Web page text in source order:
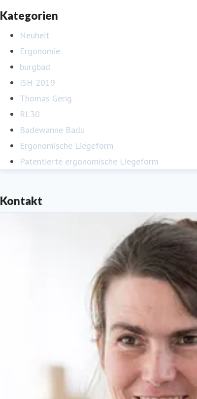
Kategorien
Neuheit
Ergonomie
burgbad
ISH 2019
Thomas Gerig
RL30
Badewanne Badu
Ergonomische Liegeform
Patentierte ergonomische Liegeform
Kontakt